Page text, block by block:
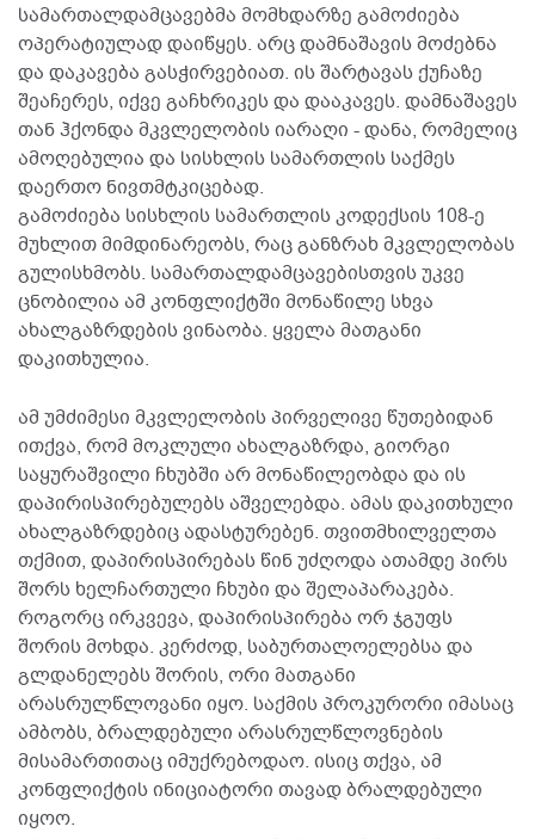
სამართალდამცავებმა მომხდარზე გამოძიება
ოპერატიულად დაიწყეს. არც დამნაშავის მოძებნა
და დაკავება გასჭირვებიათ. ის შარტავას ქუჩაზე
შეაჩერეს, იქვე გაჩხრიკეს და დააკავეს. დამნაშავეს
თან ჰქონდა მკვლელობის იარაღი - დანა, რომელიც
ამოღებულია და სისხლის სამართლის საქმეს
დაერთო ნივთმტკიცებად.
გამოძიება სისხლის სამართლის კოდექსის 108-ე
მუხლით მიმდინარეობს, რაც განზრახ მკვლელობას
გულისხმობს. სამართალდამცავებისთვის უკვე
ცნობილია ამ კონფლიქტში მონაწილე სხვა
ახალგაზრდების ვინაობა. ყველა მათგანი
დაკითხულია.
ამ უმძიმესი მკვლელობის პირველივე წუთებიდან
ითქვა, რომ მოკლული ახალგაზრდა, გიორგი
საყურაშვილი ჩხუბში არ მონაწილეობდა და ის
დაპირისპირებულებს აშველებდა. ამას დაკითხული
ახალგაზრდებიც ადასტურებენ. თვითმხილველთა
თქმით, დაპირისპირებას წინ უძღოდა ათამდე პირს
შორს ხელჩართული ჩხუბი და შელაპარაკება.
როგორც ირკვევა, დაპირისპირება ორ ჯგუფს
შორის მოხდა. კერძოდ, საბურთალოელებსა და
გლდანელებს შორის, ორი მათგანი
არასრულწლოვანი იყო. საქმის პროკურორი იმასაც
ამბობს, ბრალდებული არასრულწლოვნების
მისამართითაც იმუქრებოდაო. ისიც თქვა, ამ
კონფლიქტის ინიციატორი თავად ბრალდებული
იყოო.